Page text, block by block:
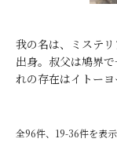
我の名は、ミステ
出身。叔父は鳩界
れの存在はイトーヨ
全96件、19-36件を表